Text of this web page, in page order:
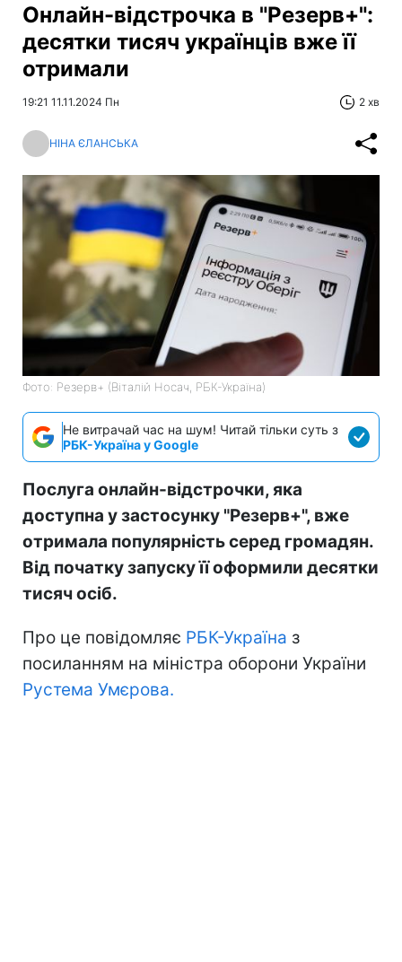
Онлайн-відстрочка в "Резерв+":
десятки тисяч українців вже її
отримали
19:21 11.11.2024 Пн 2 хв
НІНА ЄЛАНСЬКА
Фото: Резерв+ (Віталій Носач, РБК-Україна)
Не витрачай час на шум! Читай тільки суть з
РБК-Україна у Google
Послуга онлайн-відстрочки, яка
доступна у застосунку "Резерв+", вже
отримала популярність серед громадян.
Від початку запуску її оформили десятки
тисяч осіб.
Про це повідомляє РБК-Україна з
посиланням на міністра оборони України
Рустема Умєрова.